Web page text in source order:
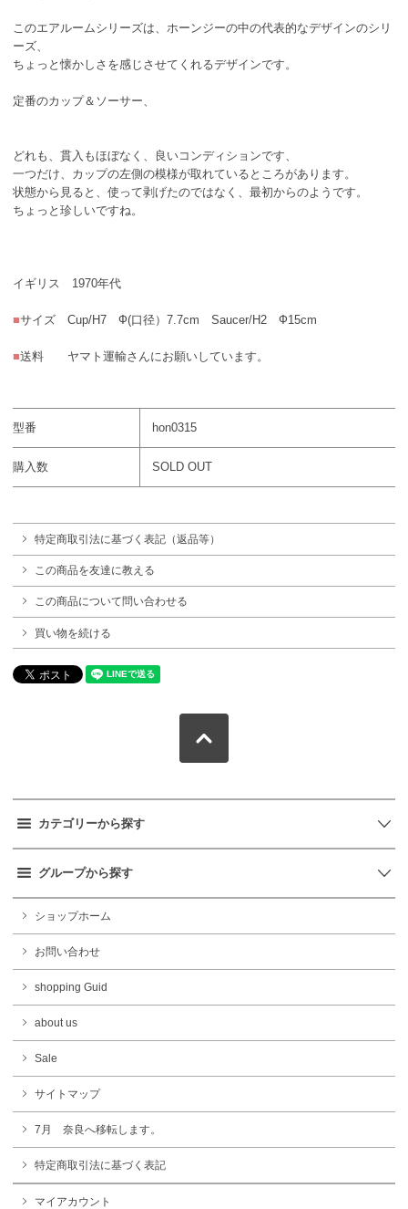
このエアルームシリーズは、ホーンジーの中の代表的なデザインのシリ
ーズ、
ちょっと懐かしさを感じさせてくれるデザインです。
定番のカップ＆ソーサー、
どれも、貫入もほぼなく、良いコンディションです、
一つだけ、カップの左側の模様が取れているところがあります。
状態から見ると、使って剥げたのではなく、最初からのようです。
ちょっと珍しいですね。
イギリス 1970年代
■サイズ Cup/H7 Ф(口径）7.7cm Saucer/H2 Ф15cm
■送料 ヤマト運輸さんにお願いしています。
型番 hon0315
購入数 SOLD OUT
特定商取引法に基づく表記（返品等）
この商品を友達に教える
この商品について問い合わせる
買い物を続ける
カテゴリーから探す
グループから探す
ショップホーム
お問い合わせ
shopping Guid
about us
Sale
サイトマップ
7月 奈良へ移転します。
特定商取引法に基づく表記
マイアカウント